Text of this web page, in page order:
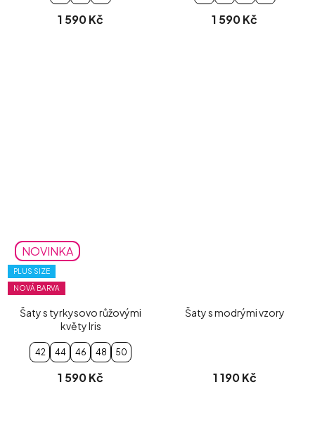
1 590 Kč 1 590 Kč
NOVINKA
PLUS SIZE
NOVÁ BARVA
Šaty s tyrkysovo růžovými
květy Iris
42 44 46 48 50
1 590 Kč
Šaty s modrými vzory
1 190 Kč